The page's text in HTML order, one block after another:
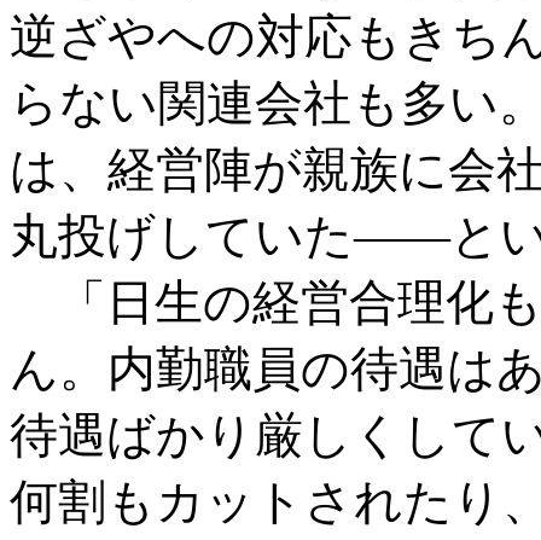
逆ざやへの対応もきち
らない関連会社も多い
は、経営陣が親族に会
丸投げしていた――と
「日生の経営合理化
ん。内勤職員の待遇は
待遇ばかり厳しくして
何割もカットされたり